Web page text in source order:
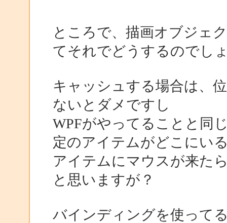
ところで、描画オブジェ
てそれでどうするのでし
キャッシュする場合は、
ないとダメですし
WPFがやってることと同
定のアイテムがどこにい
アイテムにマウスが来た
と思いますが？
バインディングを使って